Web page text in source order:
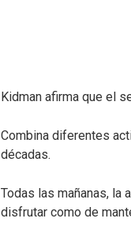
Kidman afirma que el
Combina diferentes
décadas.
Todas las mañanas, la
disfrutar como de